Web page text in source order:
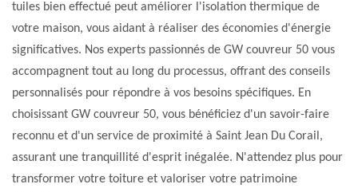
tuiles bien effectué peut améliorer l'isolation thermique de
votre maison, vous aidant à réaliser des économies d'énergie
significatives. Nos experts passionnés de GW couvreur 50 vous
accompagnent tout au long du processus, offrant des conseils
personnalisés pour répondre à vos besoins spécifiques. En
choisissant GW couvreur 50, vous bénéficiez d'un savoir-faire
reconnu et d'un service de proximité à Saint Jean Du Corail,
assurant une tranquillité d'esprit inégalée. N'attendez plus pour
transformer votre toiture et valoriser votre patrimoine